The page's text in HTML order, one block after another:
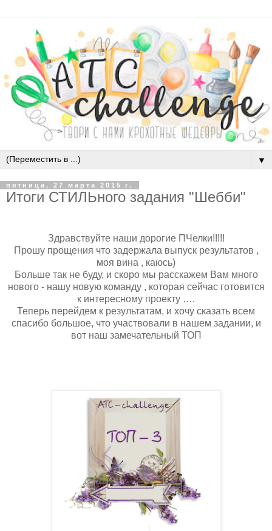
▼
пятница, 27 марта 2015 г.
Итоги СТИЛЬного задания "Шебби"
Здравствуйте наши дорогие ПЧелки!!!!!
Прошу прощения что задержала выпуск результатов ,
моя вина , каюсь)
Больше так не буду, и скоро мы расскажем Вам много
нового - нашу новую команду , которая сейчас готовится
к интересному проекту ….
Теперь перейдем к результатам, и хочу сказать всем
спасибо большое, что участвовали в нашем задании, и
вот наш замечательный ТОП